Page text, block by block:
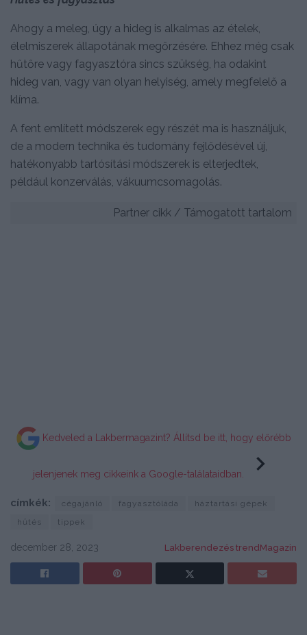
Ahogy a meleg, úgy a hideg is alkalmas az ételek,
élelmiszerek állapotának megőrzésére. Ehhez még csak
hűtőre vagy fagyasztóra sincs szükség, ha odakint
hideg van, vagy van olyan helyiség, amely megfelelő a
klíma.
A fent említett módszerek egy részét ma is használjuk,
de a modern technika és tudomány fejlődésével új,
hatékonyabb tartósítási módszerek is elterjedtek,
például konzerválás, vákuumcsomagolás.
Partner cikk / Támogatott tartalom
Kedveled a Lakbermagazint? Állítsd be itt, hogy előrébb
jelenjenek meg cikkeink a Google-találataidban.
címkék: cégajánló fagyasztóláda
háztartási gépek
hűtés
tippek
december 28, 2023 Lakberendezés trendMagazin